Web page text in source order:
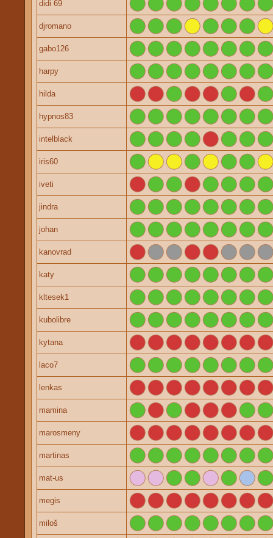
didi 69
djromano
gabo126
harpy
hilda
hypnos83
intelblack
iris60
iveti
jindra
johan
kanovrad
katy
kltesek1
kubolibre
kytana
laco7
lenkas
mamina
marosmeny
martinas
mat-us
megis
miloš